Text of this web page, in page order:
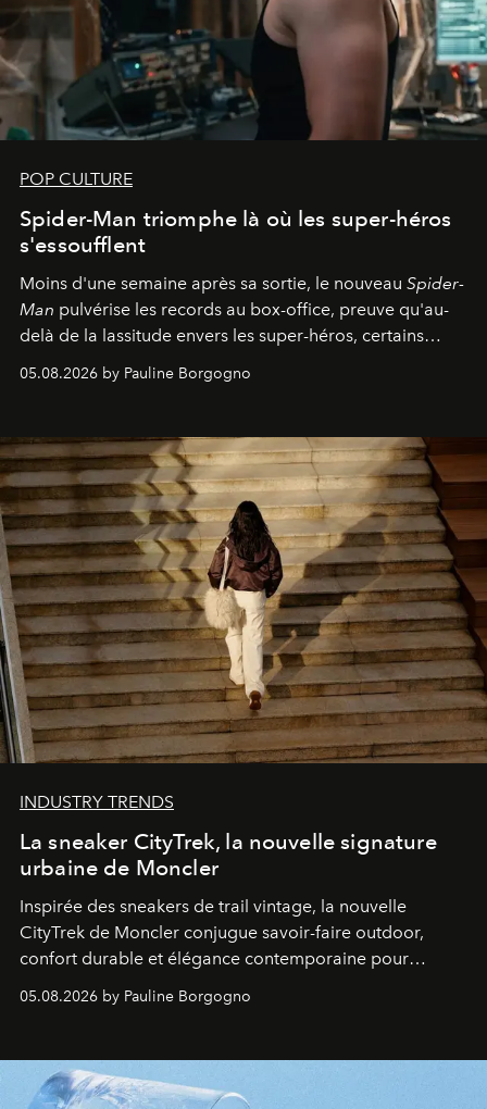
POP CULTURE
Spider-Man triomphe là où les super-héros
s'essoufflent
Moins d'une semaine après sa sortie, le nouveau Spider-
Man pulvérise les records au box-office, preuve qu'au-
delà de la lassitude envers les super-héros, certains
05.08.2026 by Pauline Borgogno
INDUSTRY TRENDS
La sneaker CityTrek, la nouvelle signature
urbaine de Moncler
Inspirée des sneakers de trail vintage, la nouvelle
CityTrek de Moncler conjugue savoir-faire outdoor,
confort durable et élégance contemporaine pour
05.08.2026 by Pauline Borgogno